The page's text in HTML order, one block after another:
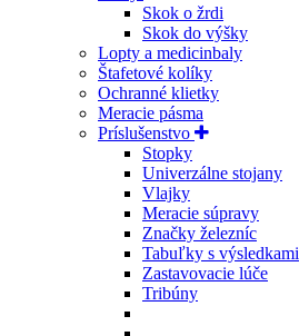
Skok o žrdi
Skok do výšky
Lopty a medicinbaly
Štafetové kolíky
Ochranné klietky
Meracie pásma
Príslušenstvo
Stopky
Univerzálne stojany
Vlajky
Meracie súpravy
Značky železníc
Tabuľky s výsledkami
Zastavovacie lúče
Tribúny